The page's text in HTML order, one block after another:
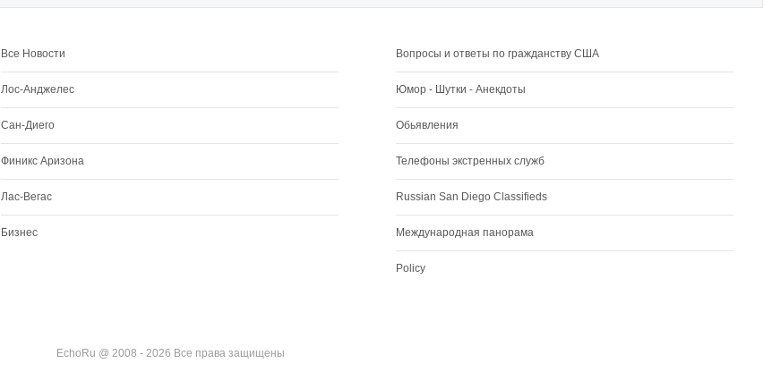
Все Новости
Лос-Анджелес
Сан-Диего
Финикс Аризона
Лас-Вегас
Бизнес
Вопросы и ответы по гражданству США
Юмор - Шутки - Анекдоты
Обьявления
Телефоны экстренных служб
Russian San Diego Classifieds
Международная панорама
Policy
EchoRu @ 2008 - 2026 Все права защищены